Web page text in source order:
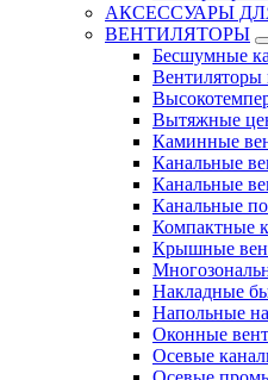
АКСЕССУАРЫ
ВЕНТИЛЯТОРЫ
Бесшумные
Вентиляторы
Вытяжные
Каминные
Канальные
Канальные
Канальные
Компактные
Крышные
Накладные
Напольные
Оконные
Осевые